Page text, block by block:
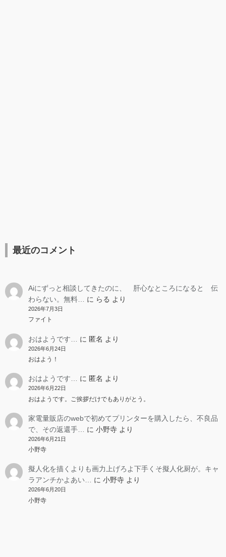
最近のコメント
Aiにずっと相談してきたのに、 肝心なところになると 伝
わらない。無料…
に らる より
2026年7月3日
ファイト
おはようです… に 匿名 より
2026年6月24日
おはよう！
おはようです… に 匿名 より
2026年6月22日
おはようです。ご挨拶だけでもありがとう。
家電量販店のwebで初めてプリンターを購入したら、不良品
で、その返還手…
に 小野寺より
2026年6月21日
小野寺
擬人化を描くよりも画力上げろよ下手くそ擬人化厨が。キャ
ラアンチかよあい…
に 小野寺より
2026年6月20日
小野寺